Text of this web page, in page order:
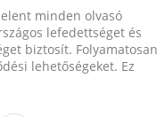
minden olvasó
lefedettséget és
biztosít. Folyamatosan
lehetőségeket. Ez